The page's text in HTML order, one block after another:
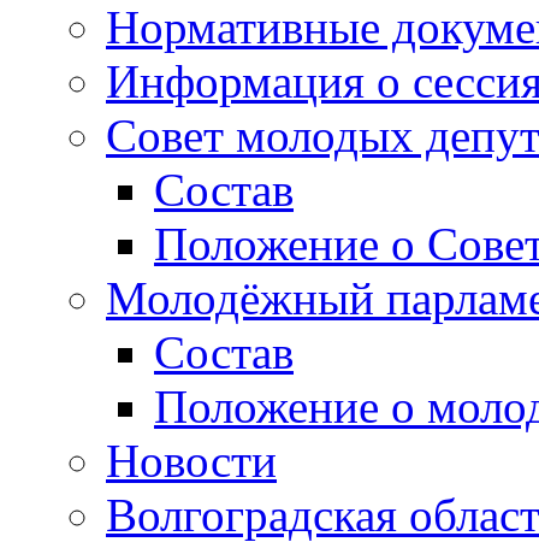
Нормативные
Информация о
Совет молодых
Состав
Положение о
Молодёжный
Состав
Положение о
Новости
Волгоградская